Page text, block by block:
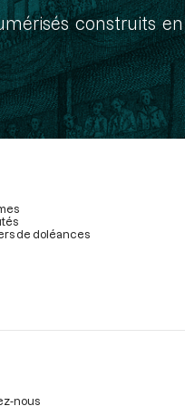
construits en
de doléances
nous